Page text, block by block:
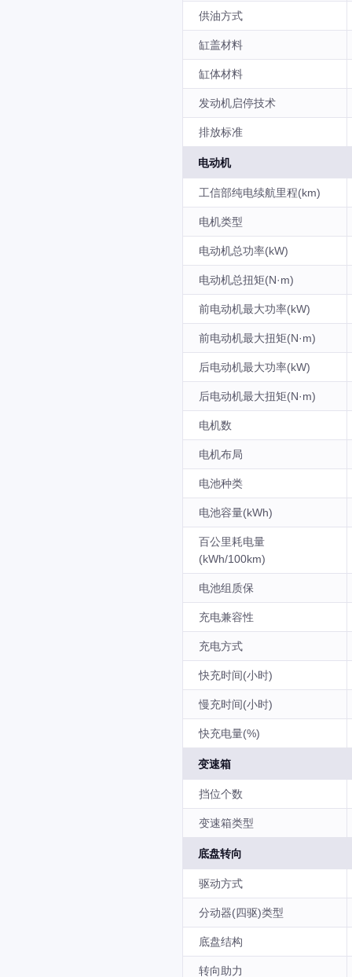
供油方式
缸盖材料
缸体材料
发动机启停技术
排放标准
电动机
工信部纯电续航里程(km)
电机类型
电动机总功率(kW)
电动机总扭矩(N·m)
前电动机最大功率(kW)
前电动机最大扭矩(N·m)
后电动机最大功率(kW)
后电动机最大扭矩(N·m)
电机数
电机布局
电池种类
电池容量(kWh)
百公里耗电量
(kWh/100km)
电池组质保
充电兼容性
充电方式
快充时间(小时)
慢充时间(小时)
快充电量(%)
变速箱
挡位个数
变速箱类型
底盘转向
驱动方式
分动器(四驱)类型
底盘结构
转向助力